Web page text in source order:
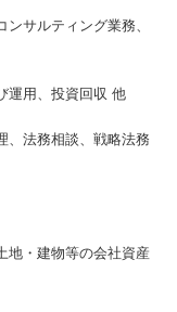
サルティング業務、
運用、投資回収 他
、法務相談、戦略法務
地・建物等の会社資産